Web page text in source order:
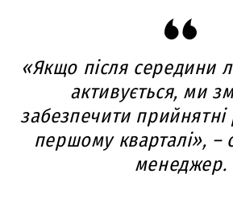
«Якщо після середини
активується, ми
забезпечити прийнятні
першому кварталі», –
менеджер.